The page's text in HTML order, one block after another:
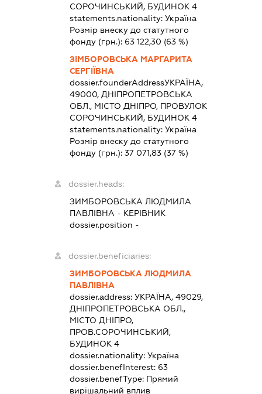
СОРОЧИНСЬКИЙ, БУДИНОК 4
statements.nationality: Україна
Розмір внеску до статутного
фонду (грн.): 63 122,30 (63 %)
ЗІМБОРОВСЬКА МАРГАРИТА
СЕРГІЇВНА
dossier.founderAddressУКРАЇНА,
49000, ДНІПРОПЕТРОВСЬКА
ОБЛ., МІСТО ДНІПРО, ПРОВУЛОК
СОРОЧИНСЬКИЙ, БУДИНОК 4
statements.nationality: Україна
Розмір внеску до статутного
фонду (грн.): 37 071,83(37 %)
dossier.heads:
ЗИМБОРОВСЬКА ЛЮДМИЛА
ПАВЛІВНА - КЕРІВНИК
dossier.position -
dossier.beneficiaries:
ЗИМБОРОВСЬКА ЛЮДМИЛА
ПАВЛІВНА
dossier.address: УКРАЇНА, 49029,
ДНІПРОПЕТРОВСЬКА ОБЛ.,
МІСТО ДНІПРО,
ПРОВ.СОРОЧИНСЬКИЙ,
БУДИНОК 4
dossier.nationality: Україна
dossier.benefInterest: 63
dossier.benefType: Прямий
вирішальний вплив